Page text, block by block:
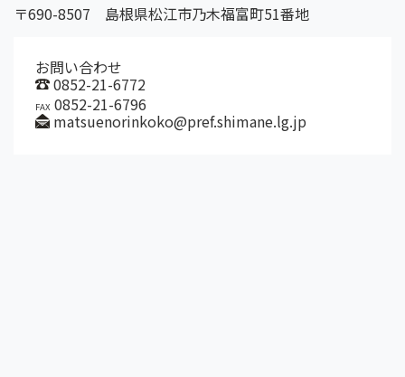
〒690-8507 島根県松江市乃木福富町51番地
お問い合わせ
0852-21-6772
FAX 0852-21-6796
matsuenorinkoko@pref.shimane.lg.jp